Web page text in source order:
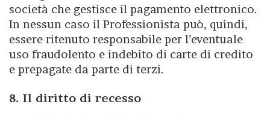
società che gestisce il pagamento elettronico.
In nessun caso il Professionista può, quindi,
essere ritenuto responsabile per l’eventuale
uso fraudolento e indebito di carte di credito
e prepagate da parte di terzi.
8. Il diritto di recesso